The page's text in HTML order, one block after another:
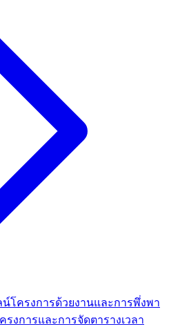
โครงการด้วยงานและการพึ่งพา
งการและการจัดตารางเวลา